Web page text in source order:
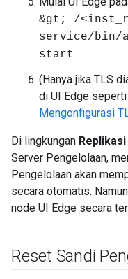
&gt; /
service/bin/
start
(Hanya jika TLS
di UI Edge
Mengonfigurasi
Di lingkungan
Server Pengelolaan,
Pengelolaan akan
secara otomatis.
node UI Edge secara
Reset Sandi